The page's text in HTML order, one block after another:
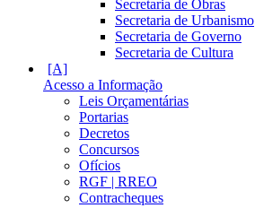
Secretaria de Obras
Secretaria de Urbanismo
Secretaria de Governo
Secretaria de Cultura
Acesso a Informação
Leis Orçamentárias
Portarias
Decretos
Concursos
Ofícios
RGF | RREO
Contracheques